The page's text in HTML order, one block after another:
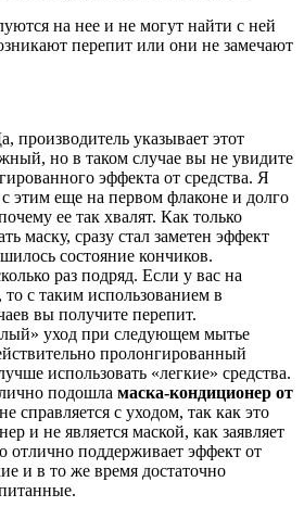
на нее и не могут найти с ней
перепит или они не замечают
производитель указывает этот
но в таком случае вы не увидите
эффекта от средства. Я
с этим еще на первом флаконе и долго
ее так хвалят. Как только
маску, сразу стал заметен эффект
состояние кончиков.
раз подряд. Если у вас на
то с таким использованием в
вы получите перепит.
уход при следующем мытье
пролонгированный
использовать «легкие» средства.
подошла маска-кондиционер от
справляется с уходом, так как это
и не является маской, как заявляет
отлично поддерживает эффект от
и в то же время достаточно